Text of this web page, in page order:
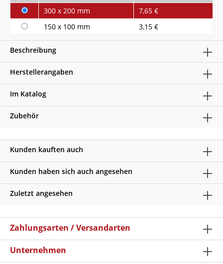
300 x 200 mm
7,65 €
150 x 100 mm
3,15 €
Beschreibung
Herstellerangaben
Im Katalog
Zubehör
Kunden kauften auch
Kunden haben sich auch angesehen
Zuletzt angesehen
Zahlungsarten / Versandarten
Unternehmen